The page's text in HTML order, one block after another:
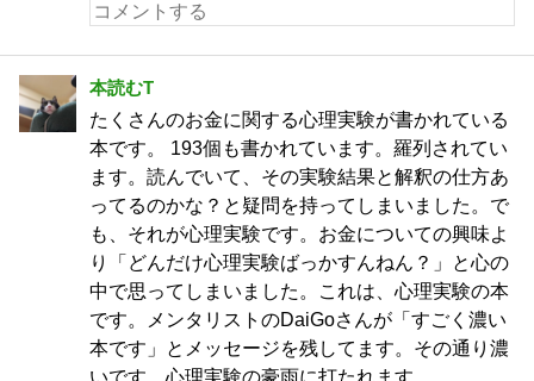
本読むT
たくさんのお金に関する心理実験が書かれている
本です。 193個も書かれています。羅列されてい
ます。読んでいて、その実験結果と解釈の仕方あ
ってるのかな？と疑問を持ってしまいました。で
も、それが心理実験です。お金についての興味よ
り「どんだけ心理実験ばっかすんねん？」と心の
中で思ってしまいました。これは、心理実験の本
です。メンタリストのDaiGoさんが「すごく濃い
本です」とメッセージを残してます。その通り濃
いです。心理実験の豪雨に打たれます。